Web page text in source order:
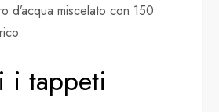
d’acqua miscelato con 150
i tappeti